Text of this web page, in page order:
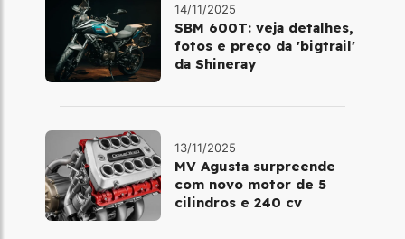
14/11/2025
SBM 600T: veja detalhes,
fotos e preço da 'bigtrail'
da Shineray
13/11/2025
MV Agusta surpreende
com novo motor de 5
cilindros e 240 cv